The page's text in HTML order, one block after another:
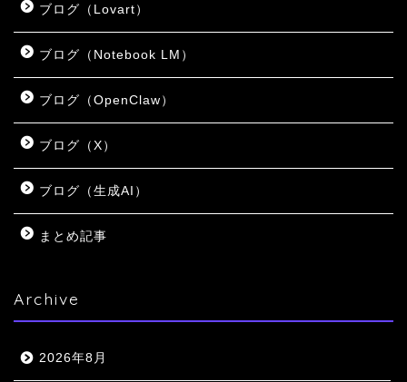
ブログ（Lovart）
ブログ（Notebook LM）
ブログ（OpenClaw）
ブログ（X）
ブログ（生成AI）
まとめ記事
Archive
2026年8月